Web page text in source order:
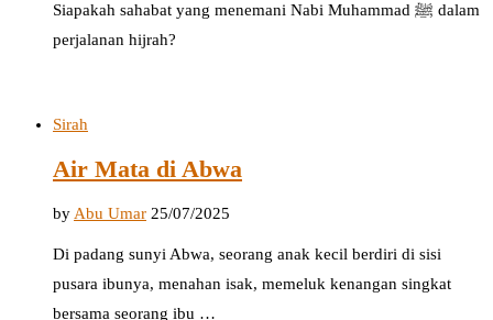
Siapakah sahabat yang menemani Nabi Muhammad ﷺ dalam
perjalanan hijrah?
Sirah
Air Mata di Abwa
by Abu Umar 25/07/2025
Di padang sunyi Abwa, seorang anak kecil berdiri di sisi
pusara ibunya, menahan isak, memeluk kenangan singkat
bersama seorang ibu …